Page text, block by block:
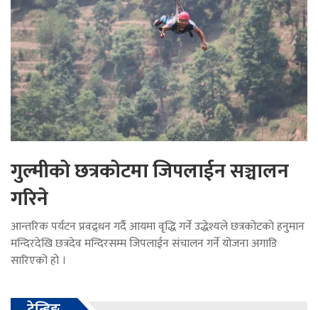
गुल्मीको छत्रकोटमा जिपलाईन सञ्चालन
गरिने
आन्तरिक पर्यटन प्रवद्र्धन गर्दै आयमा वृद्धि गर्ने उद्धेश्यले छत्रकोटको हनुमान
मन्दिरदेखि छत्रदेव मन्दिरसम्म जिपलाईन संचालन गर्ने योजना अगाडि
सारिएको हो ।